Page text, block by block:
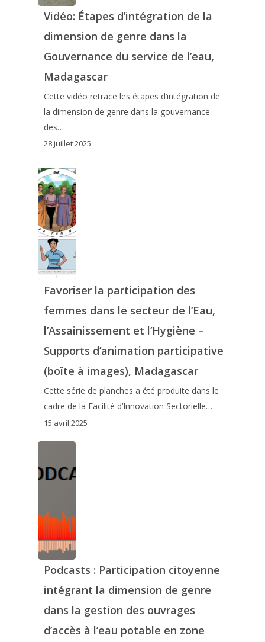
Vidéo: Étapes d’intégration de la
dimension de genre dans la
Gouvernance du service de l’eau,
Madagascar
Cette vidéo retrace les étapes d’intégration de
la dimension de genre dans la gouvernance
des…
28 juillet 2025
Favoriser la participation des
femmes dans le secteur de l’Eau,
l’Assainissement et l’Hygiène –
Supports d’animation participative
(boîte à images), Madagascar
Cette série de planches a été produite dans le
cadre de la Facilité d’Innovation Sectorielle…
15 avril 2025
Podcasts : Participation citoyenne
intégrant la dimension de genre
dans la gestion des ouvrages
d’accès à l’eau potable en zone